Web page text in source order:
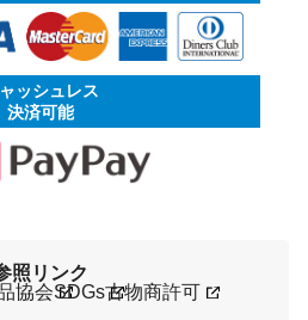
ッシュレス
決済可能
照リンク
協会SDGs古物商許可